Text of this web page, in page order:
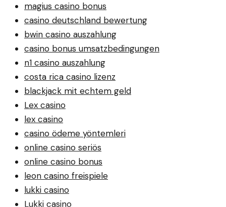
magius casino bonus
casino deutschland bewertung
bwin casino auszahlung
casino bonus umsatzbedingungen
n1 casino auszahlung
costa rica casino lizenz
blackjack mit echtem geld
Lex casino
lex casino
casino ödeme yöntemleri
online casino seriös
online casino bonus
leon casino freispiele
lukki casino
Lukki casino